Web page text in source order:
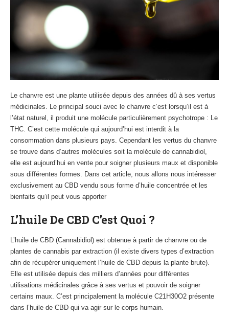
Le chanvre est une plante utilisée depuis des années dû à ses vertus
médicinales. Le principal souci avec le chanvre c’est lorsqu’il est à
l’état naturel, il produit une molécule particulièrement psychotrope : Le
THC. C’est cette molécule qui aujourd’hui est interdit à la
consommation dans plusieurs pays. Cependant les vertus du chanvre
se trouve dans d’autres molécules soit la molécule de cannabidiol,
elle est aujourd’hui en vente pour soigner plusieurs maux et disponible
sous différentes formes. Dans cet article, nous allons nous intéresser
exclusivement au CBD vendu sous forme d’huile concentrée et les
bienfaits qu’il peut vous apporter
L’huile De CBD C’est Quoi ?
L’huile de CBD (Cannabidiol) est obtenue à partir de chanvre ou de
plantes de cannabis par extraction (il existe divers types d’extraction
afin de récupérer uniquement l’huile de CBD depuis la plante brute).
Elle est utilisée depuis des milliers d’années pour différentes
utilisations médicinales grâce à ses vertus et pouvoir de soigner
certains maux. C’est principalement la molécule C21H30O2 présente
dans l’huile de CBD qui va agir sur le corps humain.